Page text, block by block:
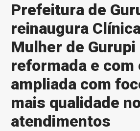
Prefeitura de
reinaugura
Mulher de Gurupi
reformada e
ampliada com
mais qualidade
atendimentos